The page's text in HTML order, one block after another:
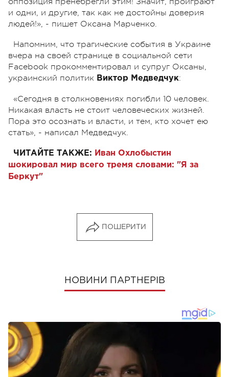
и одни, и другие, так как не достойны доверия
людей!», - пишет Оксана Марченко.
Напомним, что трагические события в Украине
вчера на своей странице в социальной сети
Facebook прокомментировал и супруг Оксаны,
украинский политик Виктор Медведчук:
«Сегодня в столкновениях погибли 10 человек.
Никакая власть не стоит человеческих жизней.
Пора это осознать и власти, и тем, кто хочет ею
стать», - написал Медведчук.
ЧИТАЙТЕ ТАКЖЕ: Иван Охлобыстин
шокировал мир всего тремя словами: "Я за
Беркут"
ПОШЕРИТИ
НОВИНИ ПАРТНЕРІВ